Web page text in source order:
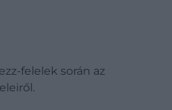
felelek során az